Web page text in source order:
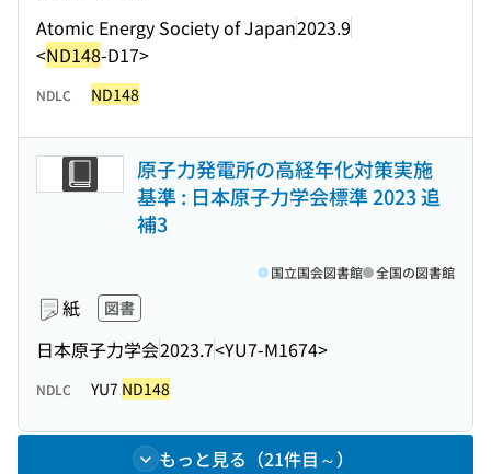
Atomic Energy Society of Japan2023.9
<ND148-D17>
NDLC ND148
原子力発電所の高経年化対策実施
基準 : 日本原子力学会標準 2023 追
補3
紙 図書
日本原子力学会2023.7<YU7-M1674>
国立国会図書館 全国の図書館
NDLC YU7 ND148
もっと見る（21件目～）